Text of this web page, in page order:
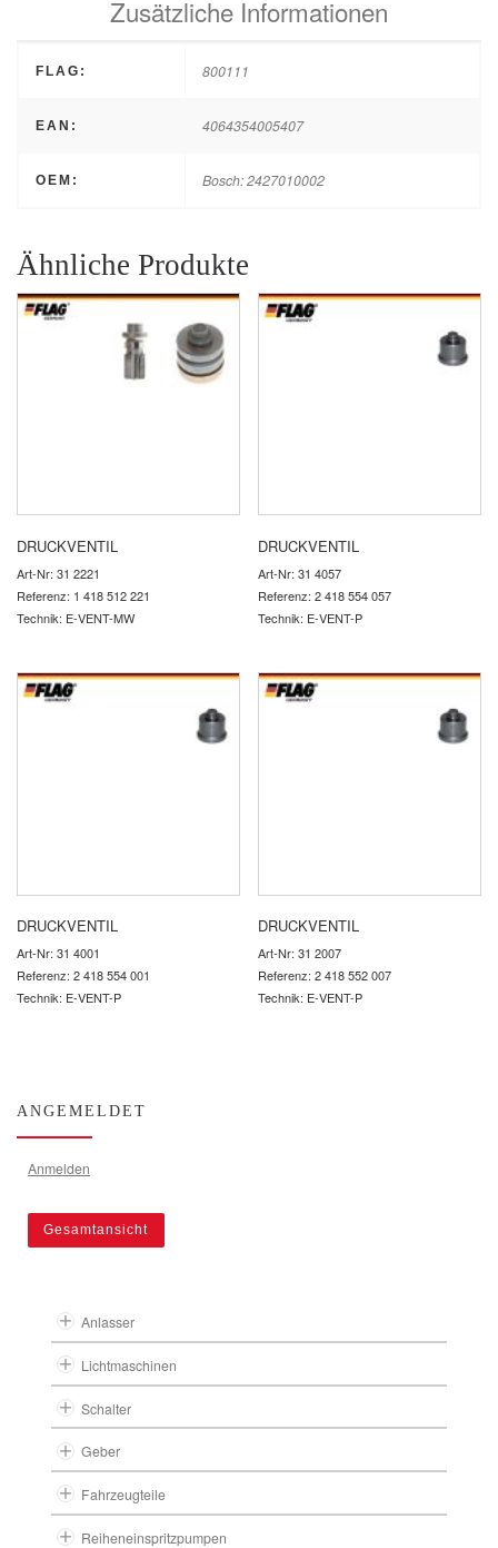
Zusätzliche Informationen
FLAG: 800111
EAN: 4064354005407
OEM: Bosch: 2427010002
Ähnliche Produkte
DRUCKVENTIL
Art-Nr: 31 2221
Referenz: 1 418 512 221
Technik: E-VENT-MW
DRUCKVENTIL
Art-Nr: 31 4057
Referenz: 2 418 554 057
Technik: E-VENT-P
DRUCKVENTIL
Art-Nr: 31 4001
Referenz: 2 418 554 001
Technik: E-VENT-P
DRUCKVENTIL
Art-Nr: 31 2007
Referenz: 2 418 552 007
Technik: E-VENT-P
ANGEMELDET
Anmelden
Gesamtansicht
Anlasser
Lichtmaschinen
Schalter
Geber
Fahrzeugteile
Reiheneinspritzpumpen